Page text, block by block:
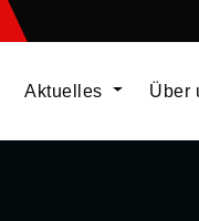
Aktuelles Über